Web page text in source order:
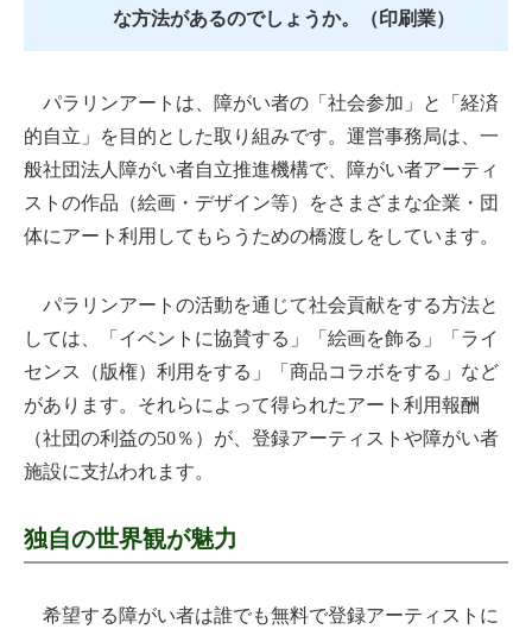
な方法があるのでしょうか。（印刷業）
パラリンアートは、障がい者の「社会参加」と「経済
的自立」を目的とした取り組みです。運営事務局は、一
般社団法人障がい者自立推進機構で、障がい者アーティ
ストの作品（絵画・デザイン等）をさまざまな企業・団
体にアート利用してもらうための橋渡しをしています。
パラリンアートの活動を通じて社会貢献をする方法と
しては、「イベントに協賛する」「絵画を飾る」「ライ
センス（版権）利用をする」「商品コラボをする」など
があります。それらによって得られたアート利用報酬
（社団の利益の50％）が、登録アーティストや障がい者
施設に支払われます。
独自の世界観が魅力
希望する障がい者は誰でも無料で登録アーティストに